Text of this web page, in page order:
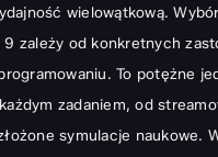
wielowątkową.
zależy od konkretnych
To potężne
zadaniem, od
symulacje naukowe.